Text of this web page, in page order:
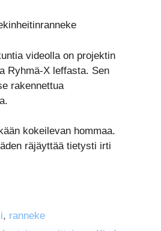
videolla on projektin
Ryhmä-X leffasta. Sen
rakennettua
kokeilevan hommaa.
räjäyttää tietysti irti
, ranneke